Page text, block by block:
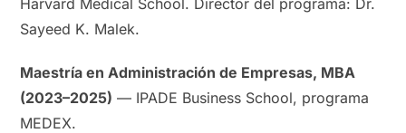
Sayeed K. Malek.
Maestría en Administración de Empresas, MBA
(2023–2025) — IPADE Business School, programa
MEDEX.